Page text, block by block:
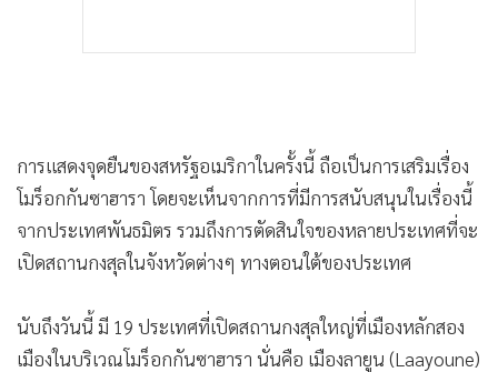
การแสดงจุดยืนของสหรัฐอเมริกาในครั้งนี้ ถือเป็นการเสริมเรื่อง
โมร็อกกันซาฮารา โดยจะเห็นจากการที่มีการสนับสนุนในเรื่องนี้
จากประเทศพันธมิตร รวมถึงการตัดสินใจของหลายประเทศที่จะ
เปิดสถานกงสุลในจังหวัดต่างๆ ทางตอนใต้ของประเทศ
นับถึงวันนี้ มี 19 ประเทศที่เปิดสถานกงสุลใหญ่ที่เมืองหลักสอง
เมืองในบริเวณโมร็อกกันซาฮารา นั่นคือ เมืองลายูน (Laayoune)